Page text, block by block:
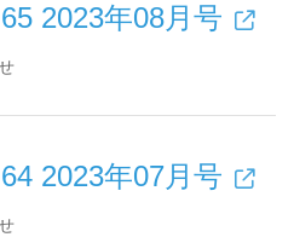
2023年08月号
2023年07月号